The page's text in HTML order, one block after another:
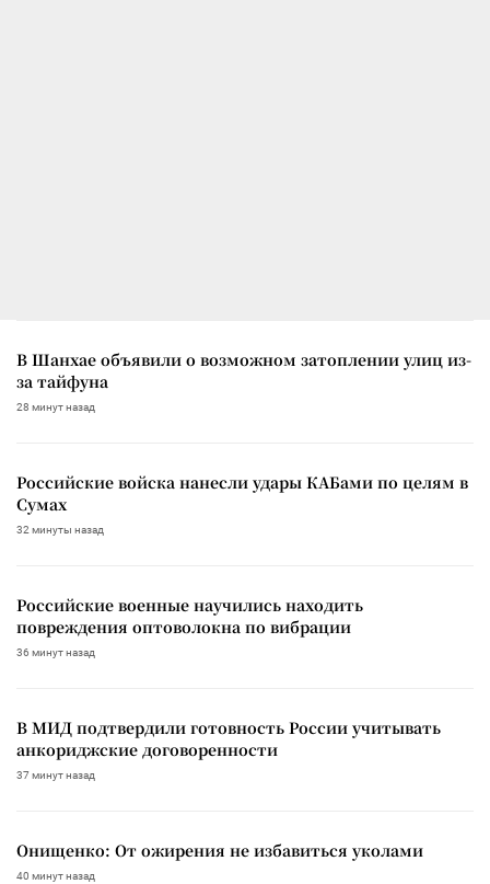
В Шанхае объявили о возможном затоплении улиц из-
за тайфуна
28 минут назад
Российские войска нанесли удары КАБами по целям в
Сумах
32 минуты назад
Российские военные научились находить
повреждения оптоволокна по вибрации
36 минут назад
В МИД подтвердили готовность России учитывать
анкориджские договоренности
37 минут назад
Онищенко: От ожирения не избавиться уколами
40 минут назад